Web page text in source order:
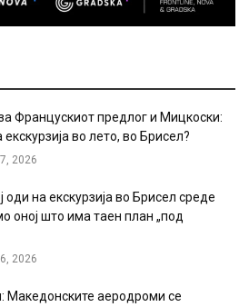
Францускиот предлог и Мицкоски:
екскурзија во лето, во Брисел?
2026
на екскурзија во Брисел среде
оној што има таен план „под
2026
Македонските аеродроми се